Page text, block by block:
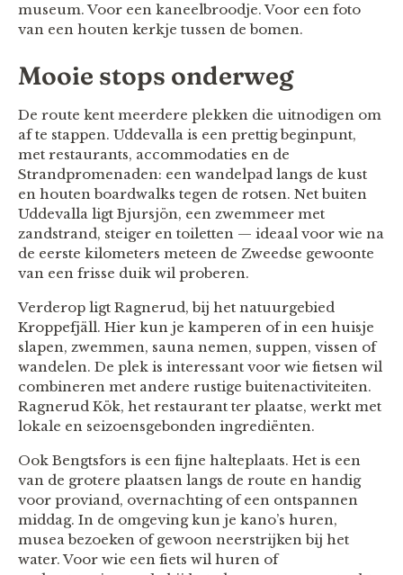
museum. Voor een kaneelbroodje. Voor een foto
van een houten kerkje tussen de bomen.
Mooie stops onderweg
De route kent meerdere plekken die uitnodigen om
af te stappen. Uddevalla is een prettig beginpunt,
met restaurants, accommodaties en de
Strandpromenaden: een wandelpad langs de kust
en houten boardwalks tegen de rotsen. Net buiten
Uddevalla ligt Bjursjön, een zwemmeer met
zandstrand, steiger en toiletten — ideaal voor wie na
de eerste kilometers meteen de Zweedse gewoonte
van een frisse duik wil proberen.
Verderop ligt Ragnerud, bij het natuurgebied
Kroppefjäll. Hier kun je kamperen of in een huisje
slapen, zwemmen, sauna nemen, suppen, vissen of
wandelen. De plek is interessant voor wie fietsen wil
combineren met andere rustige buitenactiviteiten.
Ragnerud Kök, het restaurant ter plaatse, werkt met
lokale en seizoensgebonden ingrediënten.
Ook Bengtsfors is een fijne halteplaats. Het is een
van de grotere plaatsen langs de route en handig
voor proviand, overnachting of een ontspannen
middag. In de omgeving kun je kano’s huren,
musea bezoeken of gewoon neerstrijken bij het
water. Voor wie een fiets wil huren of